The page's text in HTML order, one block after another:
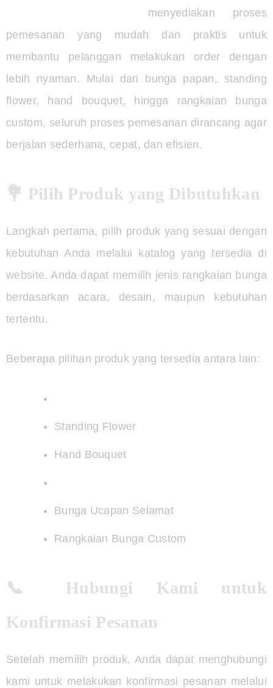
menyediakan proses
pemesanan yang mudah dan praktis untuk
membantu pelanggan melakukan order dengan
lebih nyaman. Mulai dari bunga papan, standing
flower, hand bouquet, hingga rangkaian bunga
custom, seluruh proses pemesanan dirancang agar
berjalan sederhana, cepat, dan efisien.
💐 Pilih Produk yang Dibutuhkan
Langkah pertama, pilih produk yang sesuai dengan
kebutuhan Anda melalui katalog yang tersedia di
website. Anda dapat memilih jenis rangkaian bunga
berdasarkan acara, desain, maupun kebutuhan
tertentu.
Beberapa pilihan produk yang tersedia antara lain:
Standing Flower
Hand Bouquet
Bunga Ucapan Selamat
Rangkaian Bunga Custom
📞 Hubungi Kami untuk
Konfirmasi Pesanan
Setelah memilih produk, Anda dapat menghubungi
kami untuk melakukan konfirmasi pesanan melalui